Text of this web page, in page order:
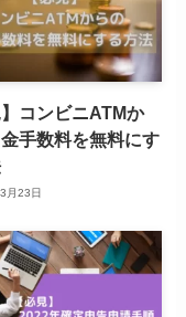
】コンビニATMか
手数料を無料にす
月23日